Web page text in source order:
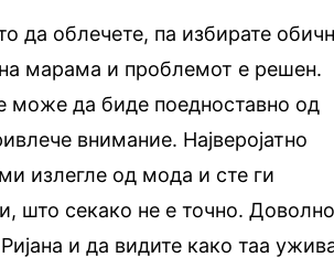
да облечете, па избирате
марама и проблемот е решен.
може да биде поедноставно од
внимание. Најверојатно
излегле од мода и сте ги
што секако не е точно.
и да видите како таа